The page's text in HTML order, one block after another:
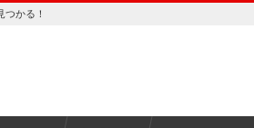
かる！